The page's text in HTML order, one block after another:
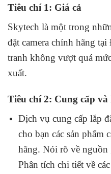
Tiêu chí 1: Giá cả
Skytech là một trong
đặt camera chính hãng
tranh không vượt quá
xuất.
Tiêu chí 2: Cung cấp và
Dịch vụ cung cấp lắp
cho bạn các sản phẩm
hãng. Nói rõ về nguồn
Phân tích chi tiết về